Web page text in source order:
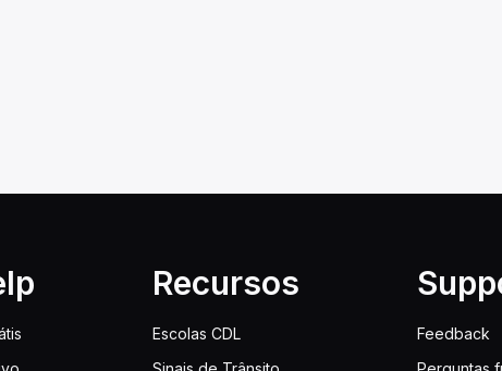
Recursos
Escolas CDL
Feedback